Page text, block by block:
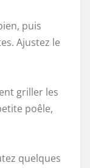
puis
Ajustez le
griller les
poêle,
quelques